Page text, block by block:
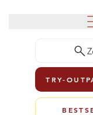
TRY-